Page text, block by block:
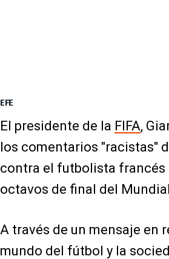
EFE
El presidente de la FIFA,
los comentarios "racistas"
contra el futbolista francés
octavos de final del
A través de un mensaje en
mundo del fútbol y la